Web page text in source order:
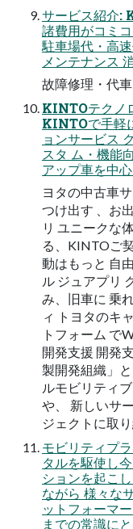
サービス紹介:
諸費用がコミ
駐車場代・高
メンテナンス
故障修理・代
KINTOテクノ
KINTOで手軽
ョンサービス
スタ ム・機能
アップ車を中
ヨタの中古車
つけ出す 、お
リ ユニークな
る、KINTOご
動はもっと 自
ル ジュアプリ
み、旧車に 乗
ィ トヨタのキ
トフォーム で
開発支援 開発
製開発組織」
ルモビリティ
や、 新しいサ
ジェクトに取
モビリティプ
タルを駆使し
ションを起こ
ながら 様々な
ットフォーマ
までの常識に